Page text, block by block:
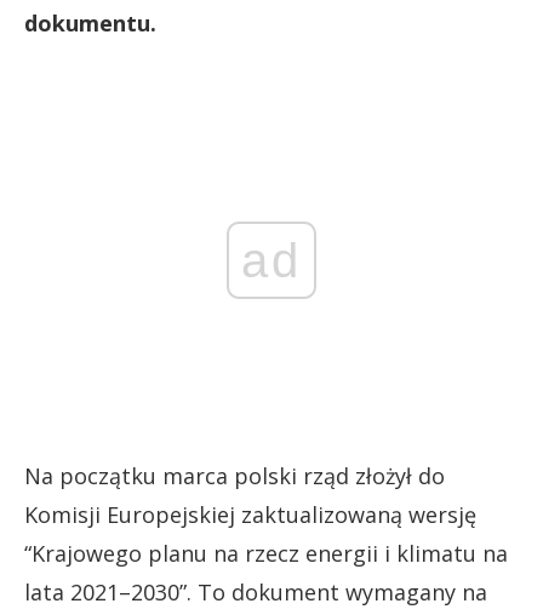
dokumentu.
ad
Na początku marca polski rząd złożył do
Komisji Europejskiej zaktualizowaną wersję
“Krajowego planu na rzecz energii i klimatu na
lata 2021–2030”. To dokument wymagany na